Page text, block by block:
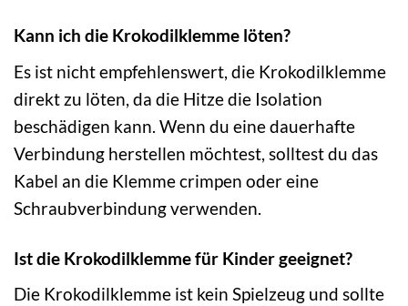
Kann ich die Krokodilklemme löten?
Es ist nicht empfehlenswert, die Krokodilklemme
direkt zu löten, da die Hitze die Isolation
beschädigen kann. Wenn du eine dauerhafte
Verbindung herstellen möchtest, solltest du das
Kabel an die Klemme crimpen oder eine
Schraubverbindung verwenden.
Ist die Krokodilklemme für Kinder geeignet?
Die Krokodilklemme ist kein Spielzeug und sollte